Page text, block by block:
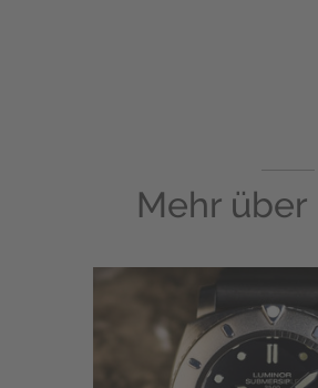
Mehr über